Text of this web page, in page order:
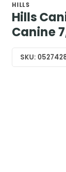
HILLS
Hills
Canine
SKU: